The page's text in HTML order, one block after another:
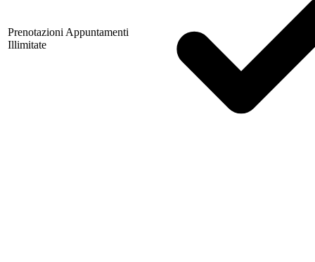
Prenotazioni Appuntamenti
Illimitate